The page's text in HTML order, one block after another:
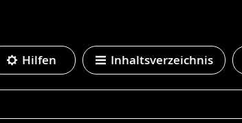
Inhaltsverzeichnis
Hilfen